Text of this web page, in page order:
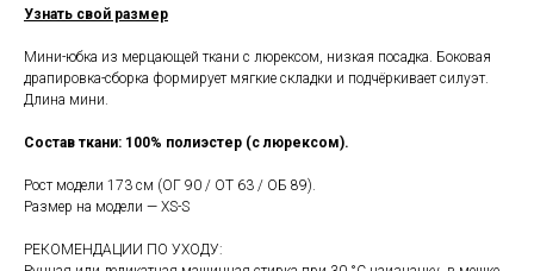
Узнать свой размер
Мини-юбка из мерцающей ткани с люрексом, низкая посадка. Боковая
драпировка-сборка формирует мягкие складки и подчёркивает силуэт.
Длина мини.
Состав ткани: 100% полиэстер (с люрексом).
Рост модели 173 см (ОГ 90 / ОТ 63 / ОБ 89).
Размер на модели — XS-S
РЕКОМЕНДАЦИИ ПО УХОДУ: